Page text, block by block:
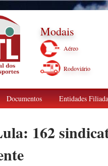
Modais
Aéreo
Rodoviário
Documentos Entidades
162